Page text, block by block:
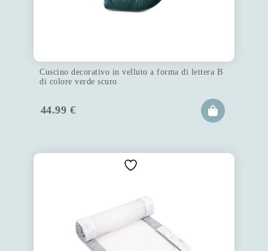
Cuscino decorativo in velluto a forma di lettera B
di colore verde scuro
44.99 €